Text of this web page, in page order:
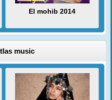
El mohib 2014
music